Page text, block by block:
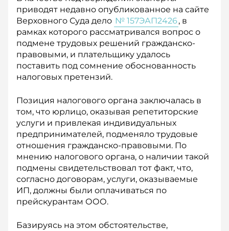
приводят недавно опубликованное на сайте
Верховного Суда дело № 157ЭАП2426, в
рамках которого рассматривался вопрос о
подмене трудовых решений гражданско-
правовыми, и плательщику удалось
поставить под сомнение обоснованность
налоговых претензий.
Позиция налогового органа заключалась в
том, что юрлицо, оказывая репетиторские
услуги и привлекая индивидуальных
предпринимателей, подменяло трудовые
отношения гражданско-правовыми. По
мнению налогового органа, о наличии такой
подмены свидетельствовал тот факт, что,
согласно договорам, услуги, оказываемые
ИП, должны были оплачиваться по
прейскурантам ООО.
Базируясь на этом обстоятельстве,